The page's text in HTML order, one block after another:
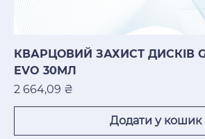
КВАРЦОВИЙ ЗАХИСТ ДИСКІВ
EVO 30МЛ
Ціна
2 664,09 ₴
Додати у кошик